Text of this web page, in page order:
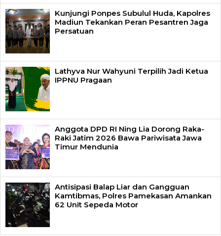
Kunjungi Ponpes Subulul Huda, Kapolres
Madiun Tekankan Peran Pesantren Jaga
Persatuan
Lathyva Nur Wahyuni Terpilih Jadi Ketua
IPPNU Pragaan
Anggota DPD RI Ning Lia Dorong Raka-
Raki Jatim 2026 Bawa Pariwisata Jawa
Timur Mendunia
Antisipasi Balap Liar dan Gangguan
Kamtibmas, Polres Pamekasan Amankan
62 Unit Sepeda Motor